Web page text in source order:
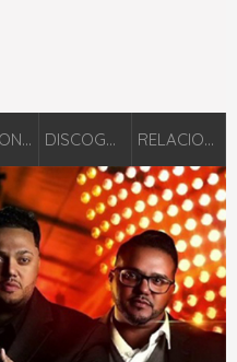
CANCIONES DISCOGRAFÍA RELACIONADOS